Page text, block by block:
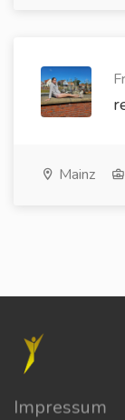
Mainz
Impressum